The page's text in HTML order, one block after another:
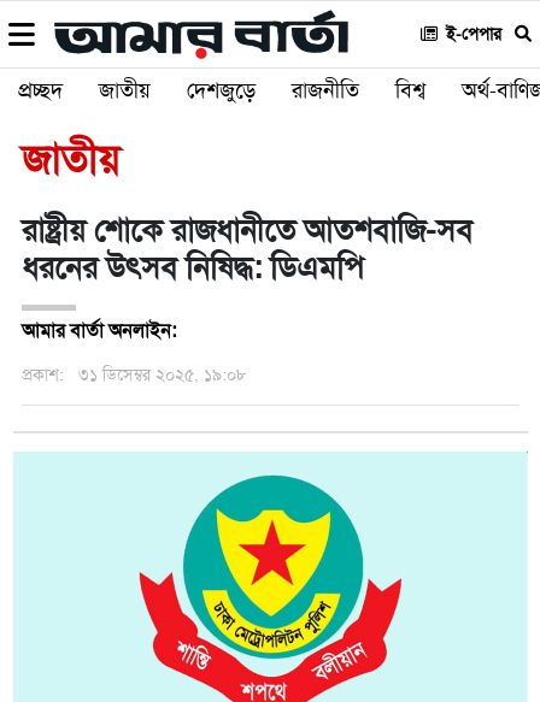
ই-পেপার
প্রচ্ছদ জাতীয় দেশজুড়ে রাজনীতি বিশ্ব অর্থ-
জাতীয়
রাষ্ট্রীয় শোকে রাজধানীতে আতশবাজি-সব
ধরনের উৎসব নিষিদ্ধ: ডিএমপি
আমার বার্তা অনলাইন:
প্রকাশ: ৩১ ডিসেম্বর ২০২৫, ১৯:০৮